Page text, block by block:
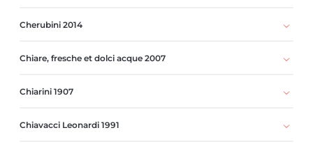
Cherubini 2014
Chiare, fresche et dolci acque 2007
Chiarini 1907
Chiavacci Leonardi 1991